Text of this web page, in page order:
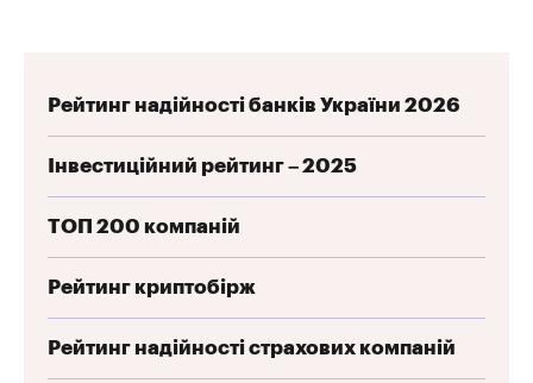
Рейтинг надійності банків України 2026
Інвестиційний рейтинг – 2025
ТОП 200 компаній
Рейтинг криптобірж
Рейтинг надійності страхових компаній